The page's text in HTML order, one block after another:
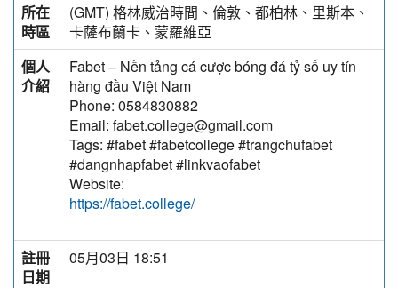
所在
時區
(GMT) 格林威治時間、倫敦、都柏林、里斯本、
卡薩布蘭卡、蒙羅維亞
個人
介紹
Fabet – Nền tảng cá cược bóng đá tỷ số uy tín
hàng đầu Việt Nam
Phone: 0584830882
Email: fabet.college@gmail.com
Tags: #fabet #fabetcollege #trangchufabet
#dangnhapfabet #linkvaofabet
Website:
https://fabet.college/
註冊
日期
05月03日 18:51